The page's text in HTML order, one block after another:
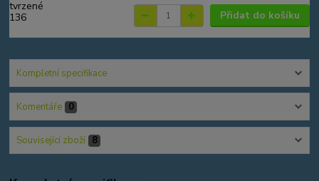
Přidat do košíku
Kompletní specifikace
Komentáře 0
Související zboží 8